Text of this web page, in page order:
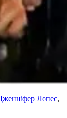
Лопес,